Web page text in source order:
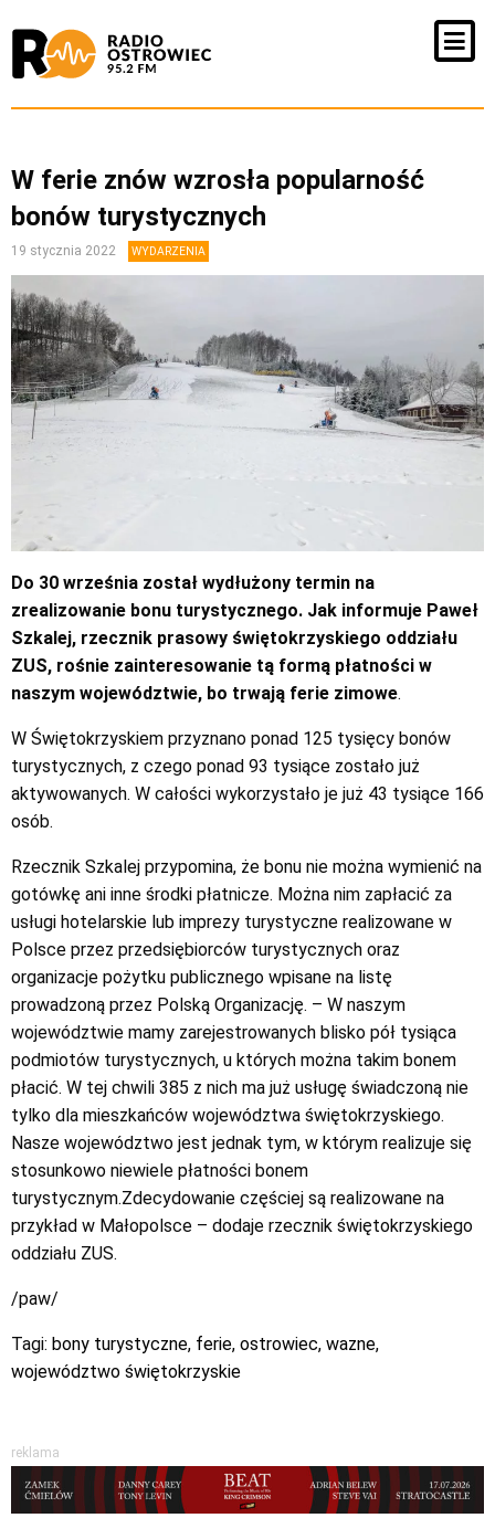
W ferie znów wzrosła popularność
bonów turystycznych
19 stycznia 2022 WYDARZENIA
Do 30 września został wydłużony termin na
zrealizowanie bonu turystycznego. Jak informuje Paweł
Szkalej, rzecznik prasowy świętokrzyskiego oddziału
ZUS, rośnie zainteresowanie tą formą płatności w
naszym województwie, bo trwają ferie zimowe.
W Świętokrzyskiem przyznano ponad 125 tysięcy bonów
turystycznych, z czego ponad 93 tysiące zostało już
aktywowanych. W całości wykorzystało je już 43 tysiące 166
osób.
Rzecznik Szkalej przypomina, że bonu nie można wymienić na
gotówkę ani inne środki płatnicze. Można nim zapłacić za
usługi hotelarskie lub imprezy turystyczne realizowane w
Polsce przez przedsiębiorców turystycznych oraz
organizacje pożytku publicznego wpisane na listę
prowadzoną przez Polską Organizację. – W naszym
województwie mamy zarejestrowanych blisko pół tysiąca
podmiotów turystycznych, u których można takim bonem
płacić. W tej chwili 385 z nich ma już usługę świadczoną nie
tylko dla mieszkańców województwa świętokrzyskiego.
Nasze województwo jest jednak tym, w którym realizuje się
stosunkowo niewiele płatności bonem
turystycznym.Zdecydowanie częściej są realizowane na
przykład w Małopolsce – dodaje rzecznik świętokrzyskiego
oddziału ZUS.
/paw/
Tagi: bony turystyczne, ferie, ostrowiec, wazne,
województwo świętokrzyskie
reklama